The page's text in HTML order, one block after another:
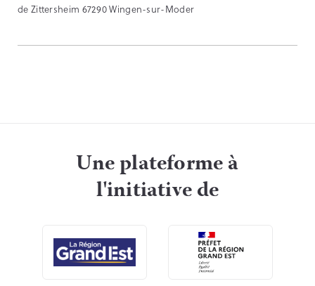
de Zittersheim 67290 Wingen-sur-Moder
Une plateforme à
l'initiative de